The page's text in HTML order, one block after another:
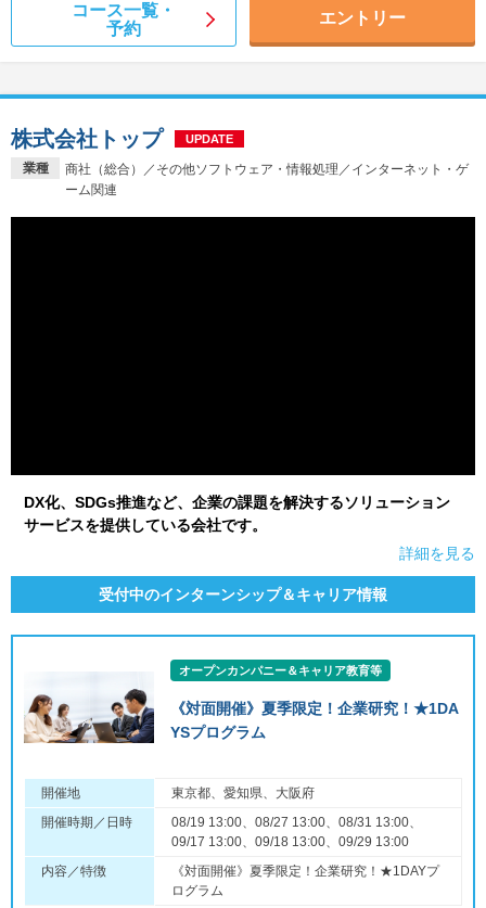
コース一覧・
予約
エントリー
業種
商社（総合）／その他ソフトウェア・情報処理／インターネット・ゲ
ーム関連
株式会社トップ UPDATE
DX化、SDGs推進など、企業の課題を解決するソリューション
サービスを提供している会社です。
詳細を見る
受付中のインターンシップ＆キャリア情報
オープンカンパニー＆キャリア教育等
《対面開催》夏季限定！企業研究！★1DA
YSプログラム
開催地
東京都、愛知県、大阪府
開催時期／日時
08/19 13:00、08/27 13:00、08/31 13:00、
09/17 13:00、09/18 13:00、09/29 13:00
内容／特徴
《対面開催》夏季限定！企業研究！★1DAYプ
ログラム